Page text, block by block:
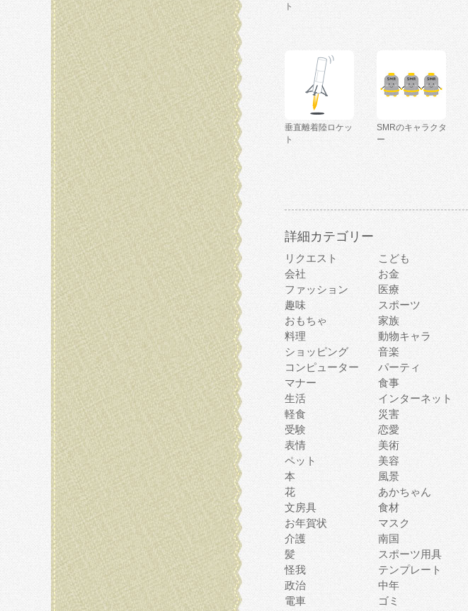
ト
垂直離着陸ロケッ
ト
SMRのキャラクタ
ー
詳細カテゴリー
リクエスト こども
会社
お金
ファッション
医療
趣味
スポーツ
おもちゃ
家族
料理
動物キャラ
ショッピング
音楽
コンピューター
パーティ
マナー
食事
生活
インターネット
軽食
災害
受験
恋愛
表情
美術
ペット
美容
本
風景
花
あかちゃん
文房具
食材
お年賀状
マスク
介護
南国
髪
スポーツ用具
怪我
テンプレート
政治
中年
電車
ゴミ